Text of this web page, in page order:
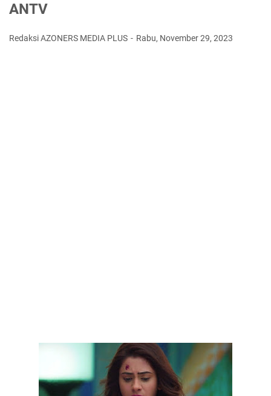
ANTV
Redaksi AZONERS MEDIA PLUS Rabu, November 29, 2023